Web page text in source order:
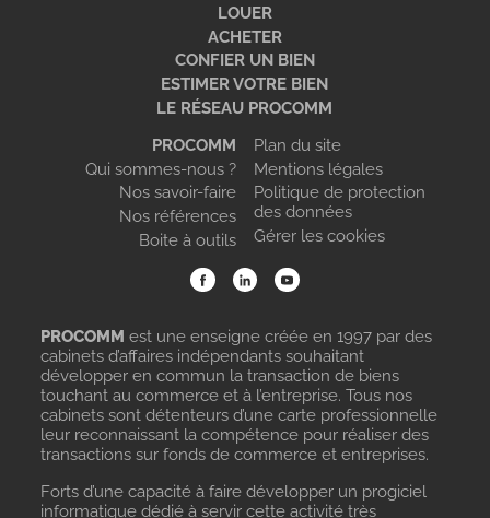
LOUER
ACHETER
CONFIER UN BIEN
ESTIMER VOTRE BIEN
LE RÉSEAU PROCOMM
PROCOMM
Qui sommes-nous ?
Nos savoir-faire
Nos références
Boite à outils
Plan du site
Mentions légales
Politique de protection
des données
Gérer les cookies
PROCOMM est une enseigne créée en 1997 par des
cabinets d’affaires indépendants souhaitant
développer en commun la transaction de biens
touchant au commerce et à l’entreprise. Tous nos
cabinets sont détenteurs d’une carte professionnelle
leur reconnaissant la compétence pour réaliser des
transactions sur fonds de commerce et entreprises.
Forts d’une capacité à faire développer un progiciel
informatique dédié à servir cette activité très